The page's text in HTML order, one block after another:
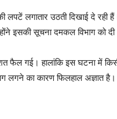
लगातार उठती दिखाई दे रही हैं।
इसकी सूचना दमकल विभाग को
फैल गई। हालांकि इस घटना में
लगने का कारण फिलहाल अज्ञात है।